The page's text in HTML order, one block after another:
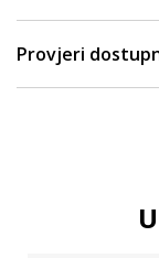
Provjeri